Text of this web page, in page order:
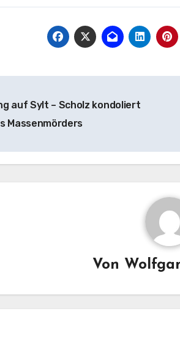
auf Sylt – Scholz kondoliert
Massenmörders
Von